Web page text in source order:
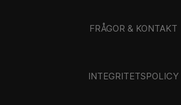
FRÅGOR & KONTAKT
INTEGRITETSPOLICY